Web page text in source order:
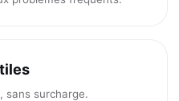
sans surcharge.